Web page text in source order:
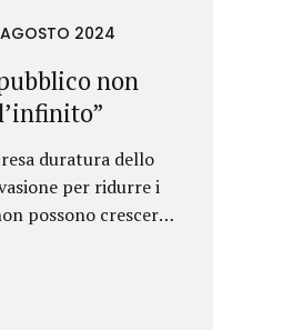
2024
non
duratura dello
per ridurre i
possono crescere